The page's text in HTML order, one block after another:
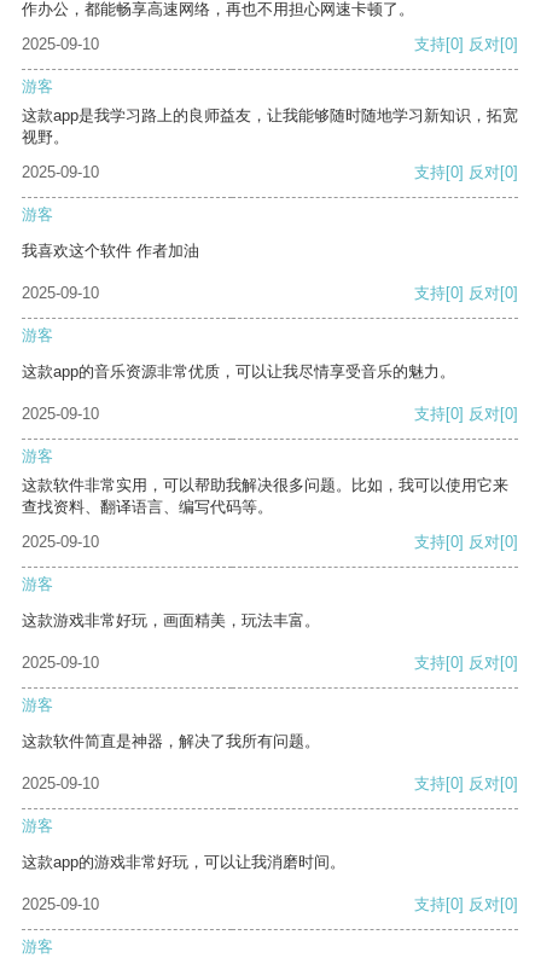
作办公，都能畅享高速网络，再也不用担心网速卡顿了。
2025-09-10
支持[0] 反对[0]
游客
这款app是我学习路上的良师益友，让我能够随时随地学习新知识，拓宽
视野。
2025-09-10
支持[0] 反对[0]
游客
我喜欢这个软件 作者加油
2025-09-10 支持[0] 反对[0]
游客
这款app的音乐资源非常优质，可以让我尽情享受音乐的魅力。
2025-09-10 支持[0] 反对[0]
游客
这款软件非常实用，可以帮助我解决很多问题。比如，我可以使用它来
查找资料、翻译语言、编写代码等。
2025-09-10
支持[0] 反对[0]
游客
这款游戏非常好玩，画面精美，玩法丰富。
2025-09-10 支持[0] 反对[0]
游客
这款软件简直是神器，解决了我所有问题。
2025-09-10 支持[0] 反对[0]
游客
这款app的游戏非常好玩，可以让我消磨时间。
2025-09-10 支持[0] 反对[0]
游客